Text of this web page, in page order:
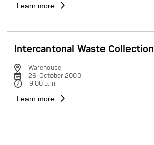
Learn more
Intercantonal Waste Collection
Warehouse
26. October 2000
9:00 p.m.
Learn more